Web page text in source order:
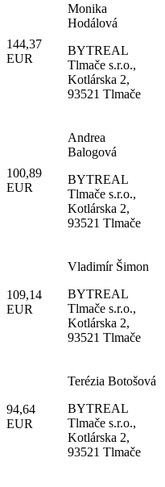
144,37
EUR
Monika
Hodálová
BYTREAL
Tlmače s.r.o.,
Kotlárska 2,
93521 Tlmače
100,89
EUR
Andrea
Balogová
BYTREAL
Tlmače s.r.o.,
Kotlárska 2,
93521 Tlmače
109,14
EUR
Vladimír Šimon
BYTREAL
Tlmače s.r.o.,
Kotlárska 2,
93521 Tlmače
94,64
EUR
Terézia Botošová
BYTREAL
Tlmače s.r.o.,
Kotlárska 2,
93521 Tlmače